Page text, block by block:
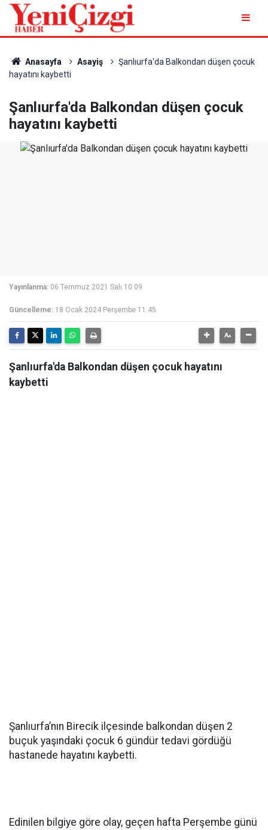
Anasayfa Asayiş
Şanlıurfa'da Balkondan düşen çocuk
hayatını kaybetti
Şanlıurfa'da Balkondan düşen çocuk
hayatını kaybetti
Yayınlanma: 06 Temmuz 2021 Salı 10:09
Güncelleme: 18 Ocak 2024 Perşembe 11:45
Şanlıurfa'da Balkondan düşen çocuk hayatını
kaybetti
Şanlıurfa’nın Birecik ilçesinde balkondan düşen 2
buçuk yaşındaki çocuk 6 gündür tedavi gördüğü
hastanede hayatını kaybetti.
Edinilen bilgiye göre olay, geçen hafta Perşembe günü